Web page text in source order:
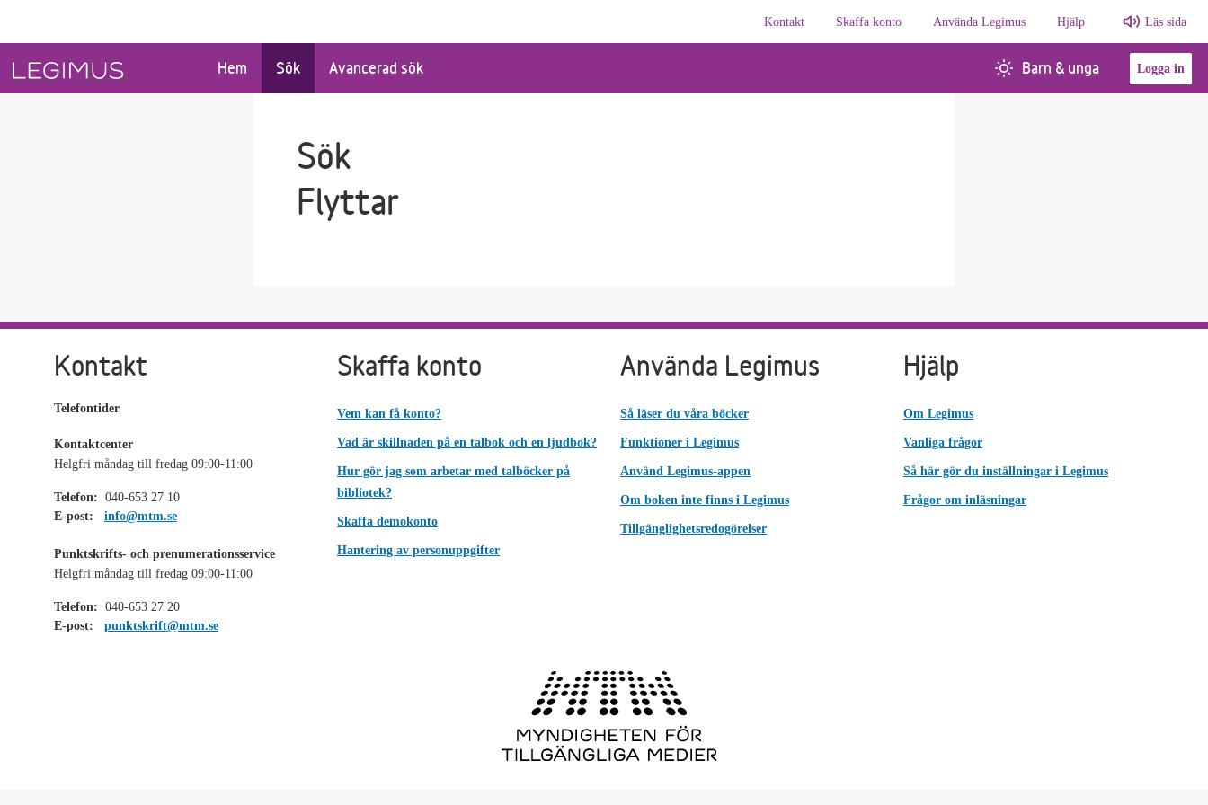
Kontakt
Skaffa konto Använda Legimus Hjälp Läs sida
Hem Sök Avancerad sök Barn & unga Logga in
Sök
Flyttar
Kontakt
Telefontider
Kontaktcenter
Helgfri måndag till fredag 09:00-11:00
Telefon: 040-653 27 10
E-post:
info@mtm.se
Punktskrifts- och prenumerationsservice
Helgfri måndag till fredag 09:00-11:00
Telefon: 040-653 27 20
E-post:
punktskrift@mtm.se
Skaffa konto
Vem kan få konto?
Vad är skillnaden på en talbok och en ljudbok?
Hur gör jag som arbetar med talböcker på
bibliotek?
Skaffa demokonto
Hantering av personuppgifter
Använda Legimus
Så läser du våra böcker
Funktioner i Legimus
Använd Legimus-appen
Om boken inte finns i Legimus
Tillgänglighetsredogörelser
Hjälp
Om Legimus
Vanliga frågor
Så här gör du inställningar i Legimus
Frågor om inläsningar